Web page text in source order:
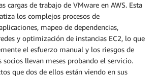
cargas de trabajo de VMware en AWS. Esta
los complejos procesos de
mapeo de dependencias,
y optimización de instancias EC2, lo que
el esfuerzo manual y los riesgos de
socios llevan meses probando el servicio.
que dos de ellos están viendo en sus